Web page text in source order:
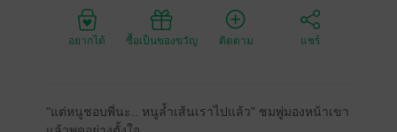
อยากได้ ซื้อเป็นของขวัญ ติดตาม แชร์
"แต่หนูชอบพี่นะ.. หนูล้ำเส้นเราไปแล้ว" ชมพู่มองหน้าเขา